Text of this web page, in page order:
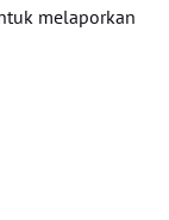
melaporkan